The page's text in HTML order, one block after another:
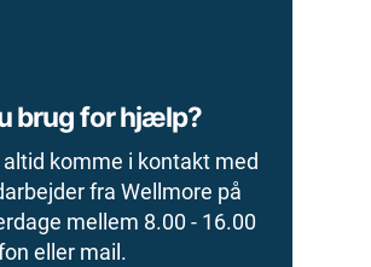
brug for hjælp?
altid komme i kontakt med
fra Wellmore på
mellem 8.00 - 16.00
eller mail.